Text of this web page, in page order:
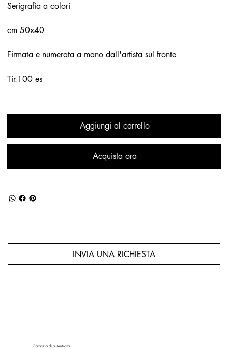
Serigrafia a colori
cm 50x40
Firmata e numerata a mano dall'artista sul fronte
Tir.100 es
Aggiungi al carrello
Acquista ora
INVIA UNA RICHIESTA
Garanzia di autenticità